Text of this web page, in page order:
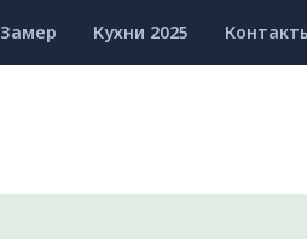
Замер Кухни 2025